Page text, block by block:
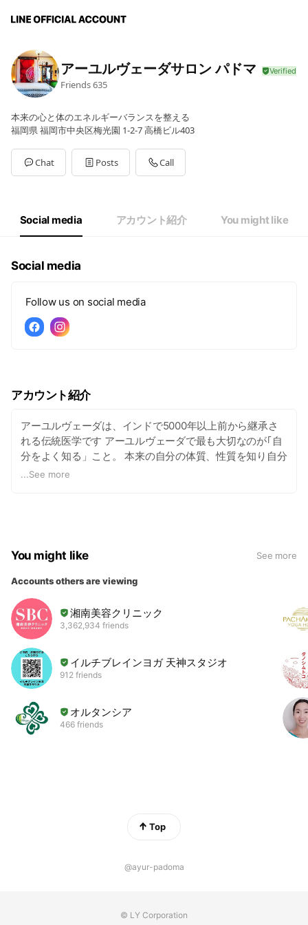
アーユルヴェーダサロン パドマ
Friends635
本来の心と体のエネルギーバランスを整える
福岡県 福岡市中央区梅光園 1-2-7 高橋ビル403
Chat Posts Call
Social media アカウント紹介 You might like
Social media
Follow us on social media
アカウント紹介
アーユルヴェーダは、インドで5000年以上前から継承さ
れる伝統医学です アーユルヴェーダで最も大切なのが｢自
分をよく知る」こと。 本来の自分の体質、性質を知り自分
に戻っていくことこそが 健康で､美しくあり続けることへ
...See more
You might like See more
Accounts others are viewing
湘南美容クリニック
3,362,934 friends
イルチブレインヨガ 天神スタジオ
912 friends
オルタンシア
466 friends
Top
@ayur-padoma
© LY Corporation